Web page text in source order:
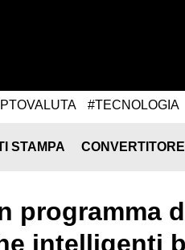
#TECNOLOGIA
STAMPA CONVERTITORE
programma
intelligenti